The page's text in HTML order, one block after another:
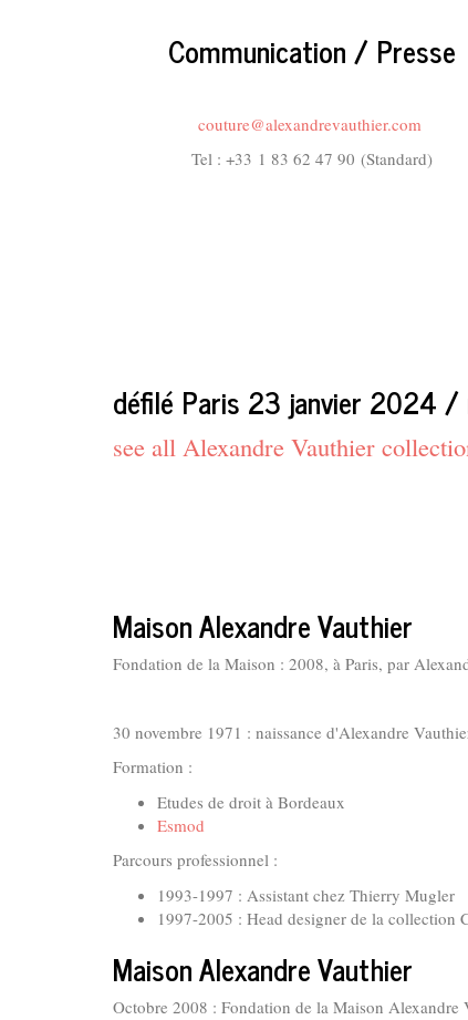
Communication / Presse
couture@alexandrevauthier.com
Tel : +33 1 83 62 47 90 (Standard)
défilé Paris 23 janvier 2024 /
see all Alexandre Vauthier
Maison Alexandre Vauthier
Fondation de la Maison : 2008, à Paris, par
30 novembre 1971 : naissance d'Alexandre
Formation :
Etudes de droit à Bordeaux
Esmod
Parcours professionnel :
1993-1997 : Assistant chez Thierry Mugler
1997-2005 : Head designer de la collection
Maison Alexandre Vauthier
Octobre 2008 : Fondation de la Maison Alexandre